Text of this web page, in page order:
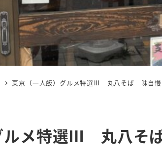
東京（一人飯）グルメ特選Ⅲ 丸八そば 味自
ルメ特選Ⅲ 丸八